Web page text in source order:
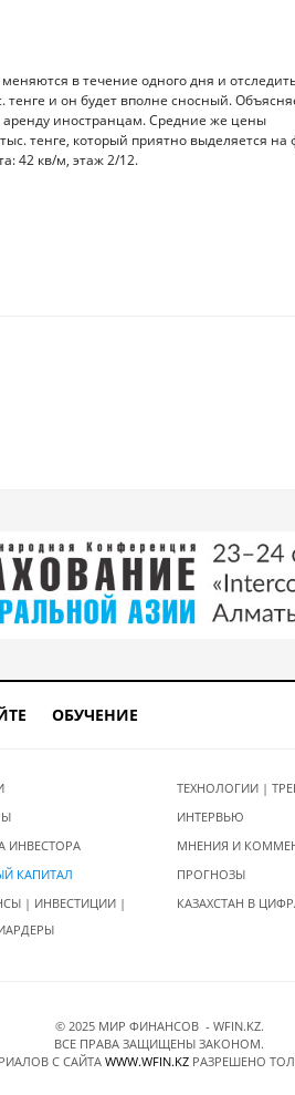
в течение одного дня и
тенге и он будет вполне сносный.
аренду иностранцам. Средние же цены
тенге, который приятно выделяется на
42 кв/м, этаж 2/12.
турист?
ОБУЧЕНИЕ
ИНВЕСТОРА
КАПИТАЛ
| ИНВЕСТИЦИИ |
ТЕХНОЛОГИИ |
ИНТЕРВЬЮ
МНЕНИЯ И
ПРОГНОЗЫ
КАЗАХСТАН В
© 2025 МИР ФИНАНСОВ - WFIN.KZ.
ВСЕ ПРАВА ЗАЩИЩЕНЫ ЗАКОНОМ.
C САЙТА WWW.WFIN.KZ РАЗРЕШЕНО